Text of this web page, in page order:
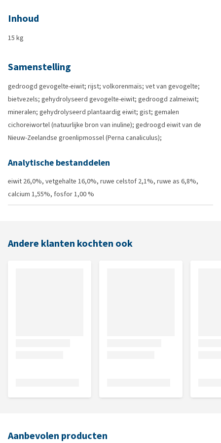
Inhoud
15 kg
Samenstelling
gedroogd gevogelte-eiwit; rijst; volkorenmaïs; vet van gevogelte;
bietvezels; gehydrolyseerd gevogelte-eiwit; gedroogd zalmeiwit;
mineralen; gehydrolyseerd plantaardig eiwit; gist; gemalen
cichoreiwortel (natuurlijke bron van inuline); gedroogd eiwit van de
Nieuw-Zeelandse groenlipmossel (Perna canaliculus);
Analytische bestanddelen
eiwit 26,0%, vetgehalte 16,0%, ruwe celstof 2,1%, ruwe as 6,8%,
calcium 1,55%, fosfor 1,00 %
Andere klanten kochten ook
Aanbevolen producten